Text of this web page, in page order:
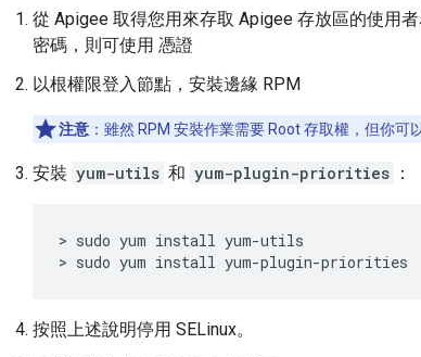
從 Apigee 取得您用來存取 Apigee 存放區的使用
密碼，則可使用 憑證
以根權限登入節點，安裝邊緣 RPM
注意 ：雖然 RPM 安裝作業需要 Root 存取權，但你
安裝 yum-utils 和 yum-plugin-priorities ：
> sudo yum install yum-utils
> sudo yum install yum-plugin-priorities
按照上述說明停用 SELinux。